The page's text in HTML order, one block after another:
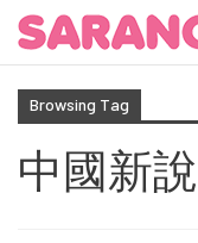
Browsing Tag
中國新